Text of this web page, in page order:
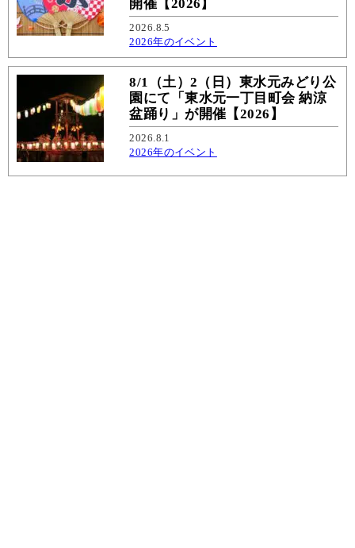
開催【2026】
2026.8.5
2026年のイベント
8/1（土）2（日）東水元みどり公
園にて「東水元一丁目町会 納涼
盆踊り」が開催【2026】
2026.8.1
2026年のイベント